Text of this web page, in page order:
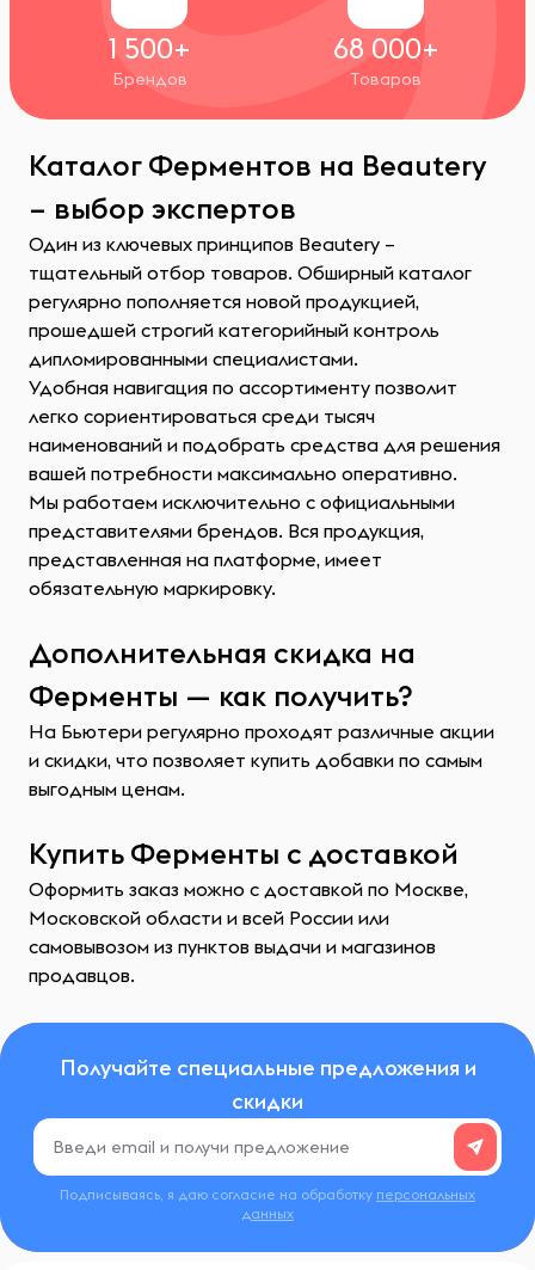
1 500+
Брендов
68 000+
Товаров
Каталог Ферментов на Beautery
– выбор экспертов
Один из ключевых принципов Beautery –
тщательный отбор товаров. Обширный каталог
регулярно пополняется новой продукцией,
прошедшей строгий категорийный контроль
дипломированными специалистами.
Удобная навигация по ассортименту позволит
легко сориентироваться среди тысяч
наименований и подобрать средства для решения
вашей потребности максимально оперативно.
Мы работаем исключительно с официальными
представителями брендов. Вся продукция,
представленная на платформе, имеет
обязательную маркировку.
Дополнительная скидка на
Ферменты — как получить?
На Бьютери регулярно проходят различные акции
и скидки, что позволяет купить добавки по самым
выгодным ценам.
Купить Ферменты с доставкой
Оформить заказ можно с доставкой по Москве,
Московской области и всей России или
самовывозом из пунктов выдачи и магазинов
продавцов.
Получайте специальные предложения и
скидки
Подписываясь, я даю согласие на обработку персональных
данных